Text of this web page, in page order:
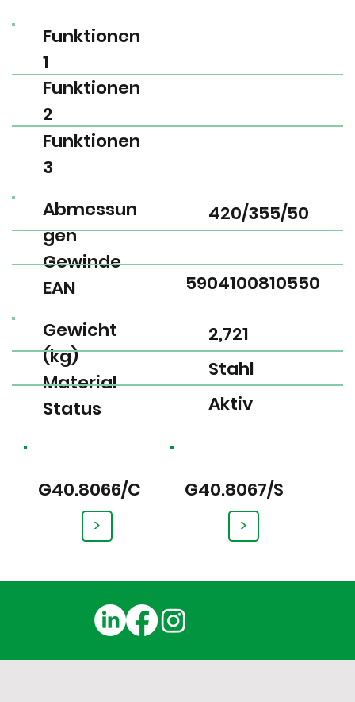
G40.8066/C
>
G40.8067/S
>
EAN
Gewinde
Abmessun
gen
5904100810550
420/355/50
Gewicht
(kg)
Material
Status
2,721
Stahl
Aktiv
Funktionen
1
Funktionen
2
Funktionen
3